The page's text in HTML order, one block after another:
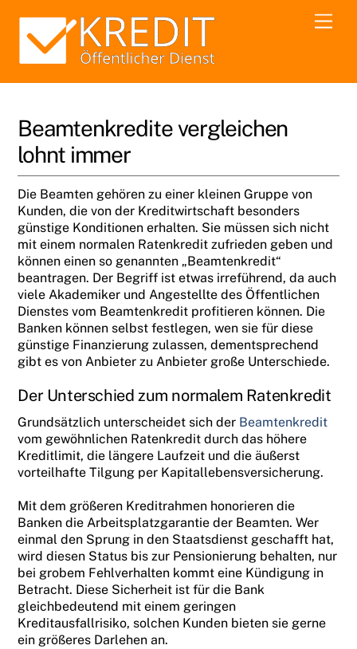
content
Beamtenkredite vergleichen
lohnt immer
Die Beamten gehören zu einer kleinen Gruppe von
Kunden, die von der Kreditwirtschaft besonders
günstige Konditionen erhalten. Sie müssen sich nicht
mit einem normalen Ratenkredit zufrieden geben und
können einen so genannten „Beamtenkredit“
beantragen. Der Begriff ist etwas irreführend, da auch
viele Akademiker und Angestellte des Öffentlichen
Dienstes vom Beamtenkredit profitieren können. Die
Banken können selbst festlegen, wen sie für diese
günstige Finanzierung zulassen, dementsprechend
gibt es von Anbieter zu Anbieter große Unterschiede.
Der Unterschied zum normalem Ratenkredit
Grundsätzlich unterscheidet sich der Beamtenkredit
vom gewöhnlichen Ratenkredit durch das höhere
Kreditlimit, die längere Laufzeit und die äußerst
vorteilhafte Tilgung per Kapitallebensversicherung.
Mit dem größeren Kreditrahmen honorieren die
Banken die Arbeitsplatzgarantie der Beamten. Wer
einmal den Sprung in den Staatsdienst geschafft hat,
wird diesen Status bis zur Pensionierung behalten, nur
bei grobem Fehlverhalten kommt eine Kündigung in
Betracht. Diese Sicherheit ist für die Bank
gleichbedeutend mit einem geringen
Kreditausfallrisiko, solchen Kunden bieten sie gerne
ein größeres Darlehen an.